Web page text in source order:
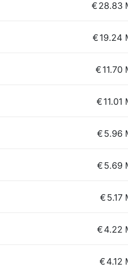
€28.83
€19.24
€11.70
€11.01
€5.96
€5.69
€5.17
€4.22
€4.12